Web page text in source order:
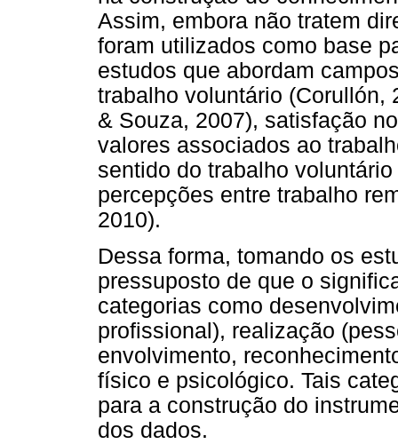
Assim, embora não tratem
foram utilizados como base
estudos que abordam
trabalho voluntário (Corullón,
& Souza, 2007), satisfação
valores associados ao
sentido do trabalho
percepções entre trabalho
2010).
Dessa forma, tomando os
pressuposto de que o
categorias como
profissional), realização
envolvimento,
físico e psicológico. Tais
para a construção do
dos dados.